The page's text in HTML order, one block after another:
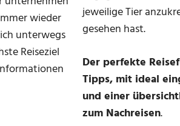
wieder
unterwegs
Reiseziel
jeweilige Tier
gesehen hast.
Der perfekte
Tipps, mit ideal
und einer
zum Nachreisen.